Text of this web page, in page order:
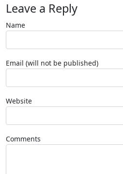
Leave a Reply
Name
Email (will not be published)
Website
Comments